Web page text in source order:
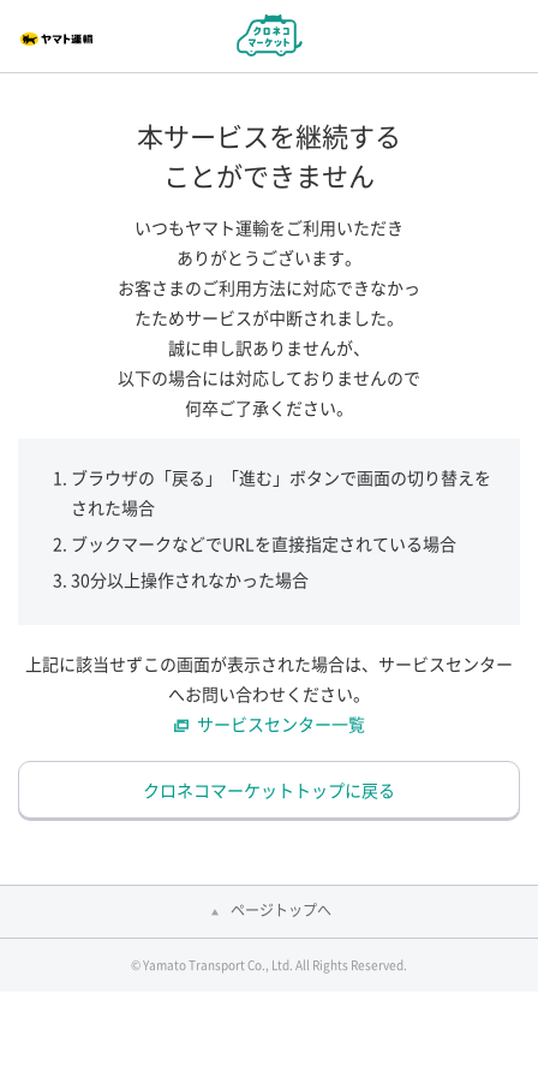
本サービスを継続する
ことができません
いつもヤマト運輸をご利用いただき
ありがとうございます。
お客さまのご利用方法に対応できなかっ
たためサービスが中断されました。
誠に申し訳ありませんが、
以下の場合には対応しておりませんので
何卒ご了承ください。
ブラウザの「戻る」「進む」ボタンで画面の切り替えを
された場合
ブックマークなどでURLを直接指定されている場合
30分以上操作されなかった場合
上記に該当せずこの画面が表示された場合は、サービスセンター
へお問い合わせください。
サービスセンター一覧
クロネコマーケットトップに戻る
ページトップへ
© Yamato Transport Co., Ltd. All Rights Reserved.